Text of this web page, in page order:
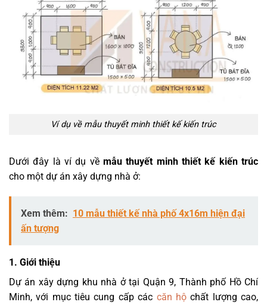
Ví dụ về mẫu thuyết minh thiết kế kiến trúc
Dưới đây là ví dụ về mẫu thuyết minh thiết kế kiến trúc
cho một dự án xây dựng nhà ở:
Xem thêm: 10 mẫu thiết kế nhà phố 4x16m hiện đại
ấn tượng
1. Giới thiệu
Dự án xây dựng khu nhà ở tại Quận 9, Thành phố Hồ Chí
Minh, với mục tiêu cung cấp các căn hộchất lượng cao,